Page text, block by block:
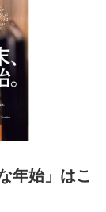
年始」はこ